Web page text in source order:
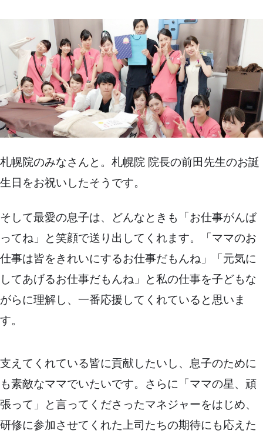
札幌院のみなさんと。札幌院 院長の前田先生のお誕
生日をお祝いしたそうです。
そして最愛の息子は、どんなときも「お仕事がんば
ってね」と笑顔で送り出してくれます。「ママのお
仕事は皆をきれいにするお仕事だもんね」「元気に
してあげるお仕事だもんね」と私の仕事を子どもな
がらに理解し、一番応援してくれていると思いま
す。
支えてくれている皆に貢献したいし、息子のために
も素敵なママでいたいです。さらに「ママの星、頑
張って」と言ってくださったマネジャーをはじめ、
研修に参加させてくれた上司たちの期待にも応えた